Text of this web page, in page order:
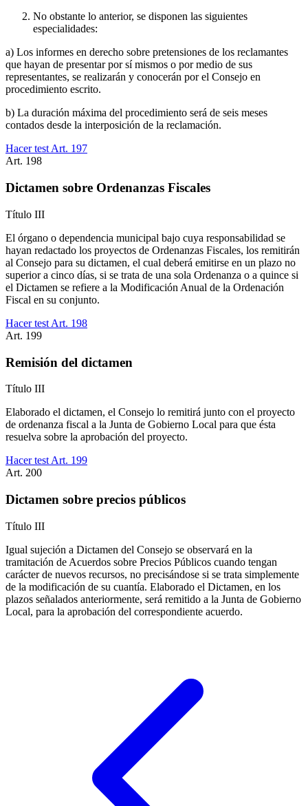
No obstante lo anterior, se disponen las siguientes
especialidades:
a) Los informes en derecho sobre pretensiones de los reclamantes
que hayan de presentar por sí mismos o por medio de sus
representantes, se realizarán y conocerán por el Consejo en
procedimiento escrito.
b) La duración máxima del procedimiento será de seis meses
contados desde la interposición de la reclamación.
Hacer test Art. 197
Art. 198
Dictamen sobre Ordenanzas Fiscales
Título III
El órgano o dependencia municipal bajo cuya responsabilidad se
hayan redactado los proyectos de Ordenanzas Fiscales, los remitirán
al Consejo para su dictamen, el cual deberá emitirse en un plazo no
superior a cinco días, si se trata de una sola Ordenanza o a quince si
el Dictamen se refiere a la Modificación Anual de la Ordenación
Fiscal en su conjunto.
Hacer test Art. 198
Art. 199
Remisión del dictamen
Título III
Elaborado el dictamen, el Consejo lo remitirá junto con el proyecto
de ordenanza fiscal a la Junta de Gobierno Local para que ésta
resuelva sobre la aprobación del proyecto.
Hacer test Art. 199
Art. 200
Dictamen sobre precios públicos
Título III
Igual sujeción a Dictamen del Consejo se observará en la
tramitación de Acuerdos sobre Precios Públicos cuando tengan
carácter de nuevos recursos, no precisándose si se trata simplemente
de la modificación de su cuantía. Elaborado el Dictamen, en los
plazos señalados anteriormente, será remitido a la Junta de Gobierno
Local, para la aprobación del correspondiente acuerdo.